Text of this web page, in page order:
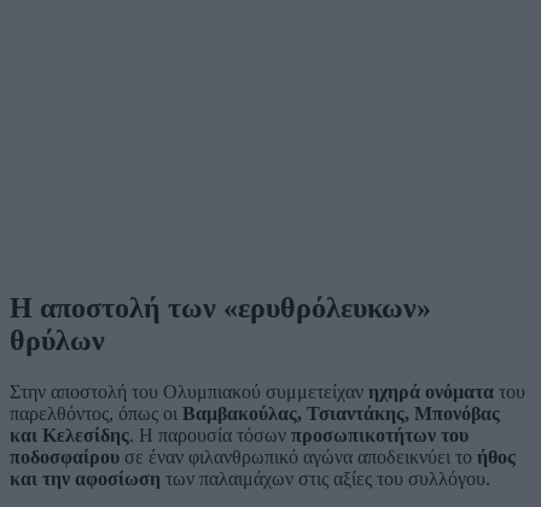
Η αποστολή των «ερυθρόλευκων»
θρύλων
Στην αποστολή του Ολυμπιακού συμμετείχαν ηχηρά ονόματα του
παρελθόντος, όπως οι Βαμβακούλας, Τσιαντάκης, Μπονόβας
και Κελεσίδης. Η παρουσία τόσων προσωπικοτήτων του
ποδοσφαίρου σε έναν φιλανθρωπικό αγώνα αποδεικνύει το ήθος
και την αφοσίωση των παλαιμάχων στις αξίες του συλλόγου.